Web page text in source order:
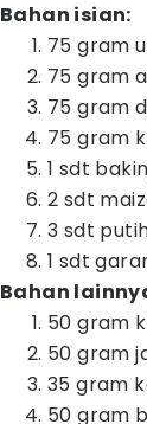
Bahan isian:
75 gram
75 gram
75 gram
75 gram
1 sdt
2 sdt
3 sdt
1 sdt
Bahan
50 gram
50 gram
35 gram
50 gram